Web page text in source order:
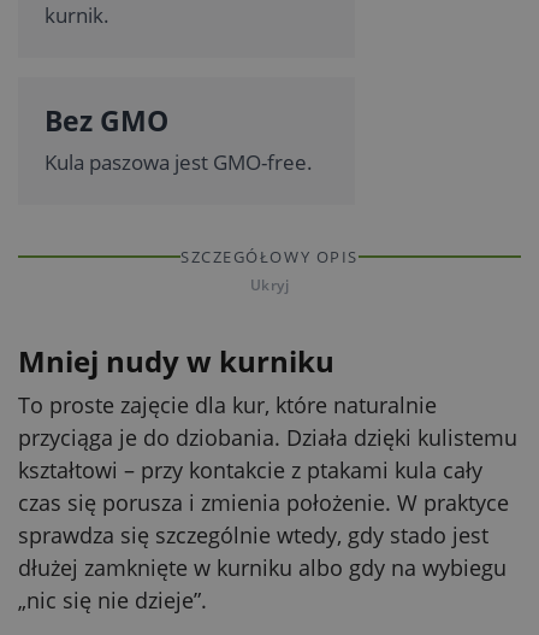
kurnik.
Bez GMO
Kula paszowa jest GMO-free.
SZCZEGÓŁOWY OPIS
Ukryj
Mniej nudy w kurniku
To proste zajęcie dla kur, które naturalnie
przyciąga je do dziobania. Działa dzięki kulistemu
kształtowi – przy kontakcie z ptakami kula cały
czas się porusza i zmienia położenie. W praktyce
sprawdza się szczególnie wtedy, gdy stado jest
dłużej zamknięte w kurniku albo gdy na wybiegu
„nic się nie dzieje”.